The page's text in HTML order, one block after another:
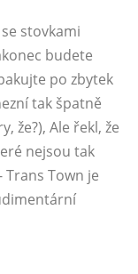
stovkami
budete
po zbytek
tak špatně
že?), Ale řekl, že
nejsou tak
Town je